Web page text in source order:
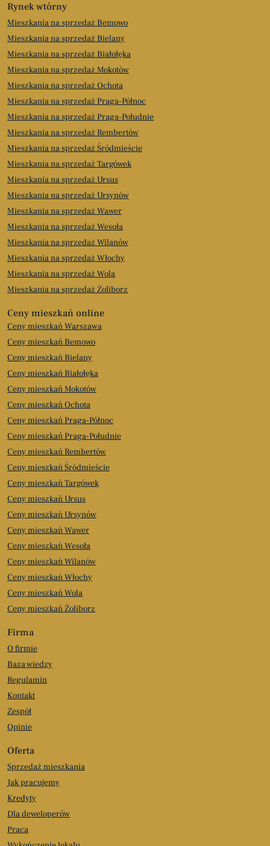
Rynek wtórny
Mieszkania na sprzedaż Bemowo
Mieszkania na sprzedaż Bielany
Mieszkania na sprzedaż Białołęka
Mieszkania na sprzedaż Mokotów
Mieszkania na sprzedaż Ochota
Mieszkania na sprzedaż Praga-Północ
Mieszkania na sprzedaż Praga-Południe
Mieszkania na sprzedaż Rembertów
Mieszkania na sprzedaż Śródmieście
Mieszkania na sprzedaż Targówek
Mieszkania na sprzedaż Ursus
Mieszkania na sprzedaż Ursynów
Mieszkania na sprzedaż Wawer
Mieszkania na sprzedaż Wesoła
Mieszkania na sprzedaż Wilanów
Mieszkania na sprzedaż Włochy
Mieszkania na sprzedaż Wola
Mieszkania na sprzedaż Żoliborz
Ceny mieszkań online
Ceny mieszkań Warszawa
Ceny mieszkań Bemowo
Ceny mieszkań Bielany
Ceny mieszkań Białołęka
Ceny mieszkań Mokotów
Ceny mieszkań Ochota
Ceny mieszkań Praga-Północ
Ceny mieszkań Praga-Południe
Ceny mieszkań Rembertów
Ceny mieszkań Śródmieście
Ceny mieszkań Targówek
Ceny mieszkań Ursus
Ceny mieszkań Ursynów
Ceny mieszkań Wawer
Ceny mieszkań Wesoła
Ceny mieszkań Wilanów
Ceny mieszkań Włochy
Ceny mieszkań Wola
Ceny mieszkań Żoliborz
Firma
O firmie
Baza wiedzy
Regulamin
Kontakt
Zespół
Opinie
Oferta
Sprzedaż mieszkania
Jak pracujemy
Kredyty
Dla deweloperów
Praca